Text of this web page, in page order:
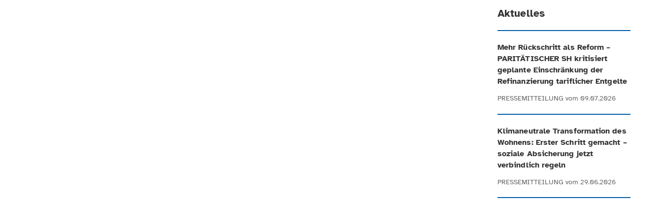
Aktuelles
Mehr Rückschritt als Reform –
PARITÄTISCHER SH kritisiert
geplante Einschränkung der
Refinanzierung tariflicher Entgelte
PRESSEMITTEILUNG vom 09.07.2026
Klimaneutrale Transformation des
Wohnens: Erster Schritt gemacht –
soziale Absicherung jetzt
verbindlich regeln
PRESSEMITTEILUNG vom 29.06.2026